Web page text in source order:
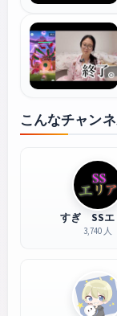
こんなチャン
すぎ SSエ
3,740 人